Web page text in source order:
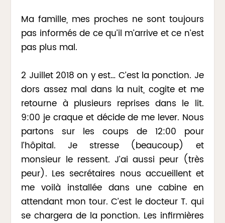
Ma famille, mes proches ne sont toujours
pas informés de ce qu’il m’arrive et ce n’est
pas plus mal.
2 Juillet 2018 on y est… C’est la ponction. Je
dors assez mal dans la nuit, cogite et me
retourne à plusieurs reprises dans le lit.
9:00 je craque et décide de me lever. Nous
partons sur les coups de 12:00 pour
l’hôpital. Je stresse (beaucoup) et
monsieur le ressent. J’ai aussi peur (très
peur). Les secrétaires nous accueillent et
me voilà installée dans une cabine en
attendant mon tour. C’est le docteur T. qui
se chargera de la ponction. Les infirmières